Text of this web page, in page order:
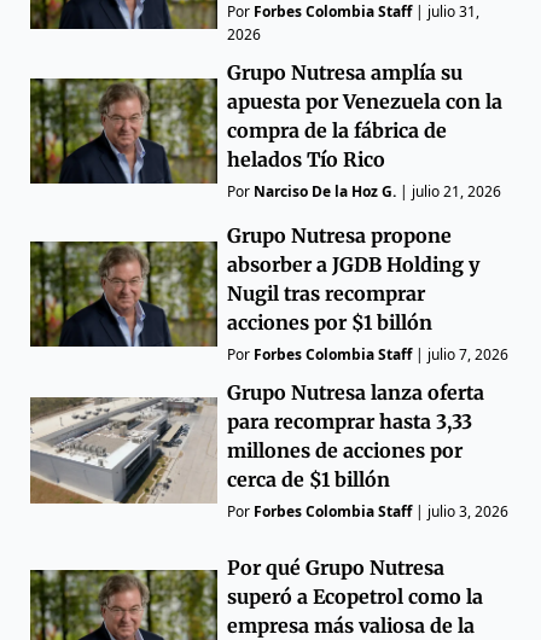
Por Forbes Colombia Staff| julio 31,
2026
Grupo Nutresa amplía su
apuesta por Venezuela con la
compra de la fábrica de
helados Tío Rico
Por Narciso De la Hoz G. | julio 21, 2026
Grupo Nutresa propone
absorber a JGDB Holding y
Nugil tras recomprar
acciones por $1 billón
Por Forbes Colombia Staff| julio 7, 2026
Grupo Nutresa lanza oferta
para recomprar hasta 3,33
millones de acciones por
cerca de $1 billón
Por Forbes Colombia Staff| julio 3, 2026
Por qué Grupo Nutresa
superó a Ecopetrol como la
empresa más valiosa de la